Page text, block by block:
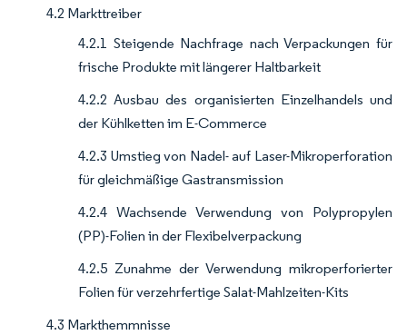
4.2 Markttreiber
4.2.1 Steigende Nachfrage nach Verpackungen für
frische Produkte mit längerer Haltbarkeit
4.2.2 Ausbau des organisierten Einzelhandels und
der Kühlketten im E-Commerce
4.2.3 Umstieg von Nadel- auf Laser-Mikroperforation
für gleichmäßige Gastransmission
4.2.4 Wachsende Verwendung von Polypropylen
(PP)-Folien in der Flexibelverpackung
4.2.5 Zunahme der Verwendung mikroperforierter
Folien für verzehrfertige Salat-Mahlzeiten-Kits
4.3 Markthemmnisse